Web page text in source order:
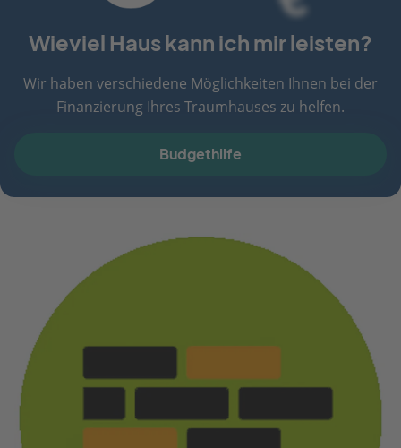
Wieviel Haus kann ich mir leisten?
Wir haben verschiedene Möglichkeiten Ihnen bei der
Finanzierung Ihres Traumhauses zu helfen.
Budgethilfe